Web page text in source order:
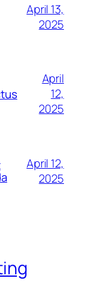
April 13,
2025
April
12,
2025
April 12,
2025